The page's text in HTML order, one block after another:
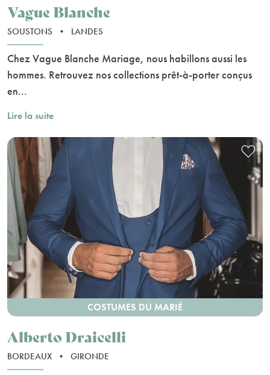
Vague Blanche
SOUSTONS • LANDES
Chez Vague Blanche Mariage, nous habillons aussi les
hommes. Retrouvez nos collections prêt-à-porter conçus
en...
Lire la suite
COSTUMES DU MARIÉ
Alberto Draicelli
BORDEAUX • GIRONDE